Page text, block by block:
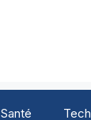
Santé Tech